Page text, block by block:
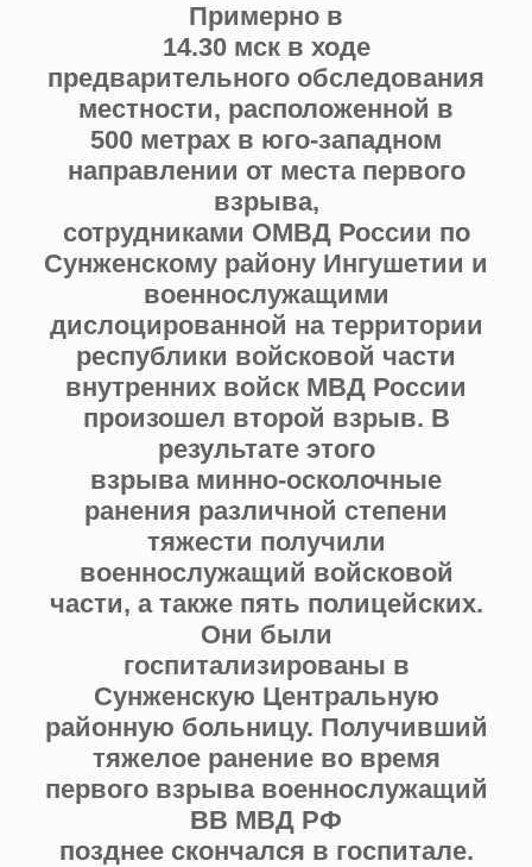
Примерно в
14.30 мск в ходе
предварительного обследования
местности, расположенной в
500 метрах в юго-западном
направлении от места первого
взрыва,
сотрудниками ОМВД России по
Сунженскому району Ингушетии и
военнослужащими
дислоцированной на территории
республики войсковой части
внутренних войск МВД России
произошел второй взрыв. В
результате этого
взрыва минно-осколочные
ранения различной степени
тяжести получили
военнослужащий войсковой
части, а также пять полицейских.
Они были
госпитализированы в
Сунженскую Центральную
районную больницу. Получивший
тяжелое ранение во время
первого взрыва военнослужащий
ВВ МВД РФ
позднее скончался в госпитале.